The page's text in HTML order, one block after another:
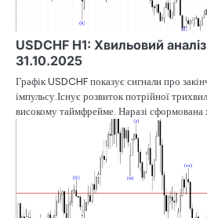
USDCHF H1: Хвильовий аналіз
31.10.2025
Графік USDCHF показує сигнали про
імпульсу.Існує розвиток потрійної
високому таймфрейме. Наразі